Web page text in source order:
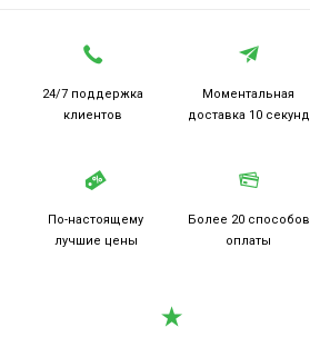
24/7 поддержка
клиентов
Моментальная
доставка 10 секунд
По-настоящему
лучшие цены
Более 20 способов
оплаты